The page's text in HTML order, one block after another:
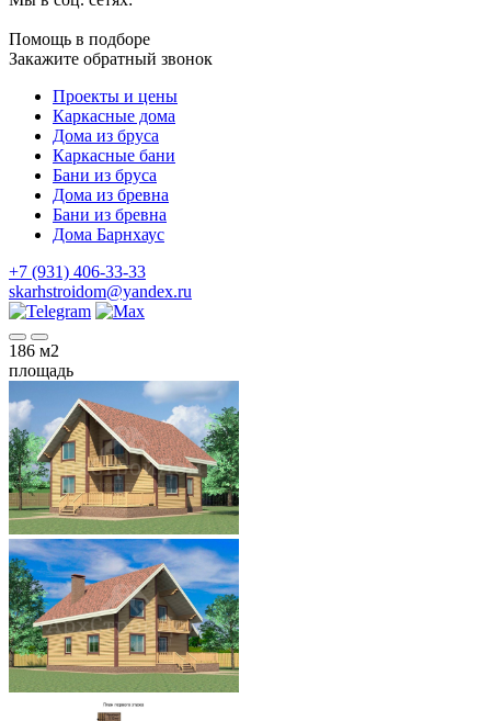
Помощь в подборе
Закажите обратный звонок
Проекты и цены
Каркасные дома
Дома из бруса
Каркасные бани
Бани из бруса
Дома из бревна
Бани из бревна
Дома Барнхаус
+7 (931) 406-33-33
skarhstroidom@yandex.ru
186 м2
площадь